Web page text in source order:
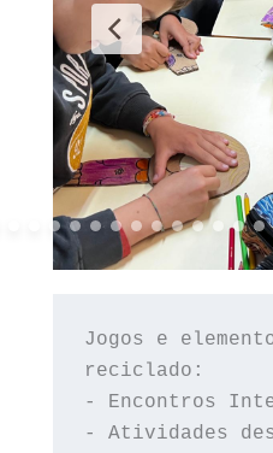
Jogos e
reciclado:
- Encontros
- Atividades